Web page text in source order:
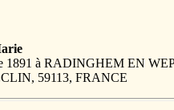
1891 à RADINGHEM EN
59113, FRANCE